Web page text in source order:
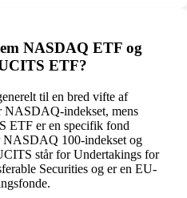
NASDAQ ETF og
ETF?
til en bred vifte af
NASDAQ-indekset, mens
ETF er en specifik fond
NASDAQ 100-indekset og
står for Undertakings for
Securities og er en EU-